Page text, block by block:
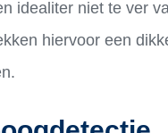
idealiter niet te ver
hiervoor een